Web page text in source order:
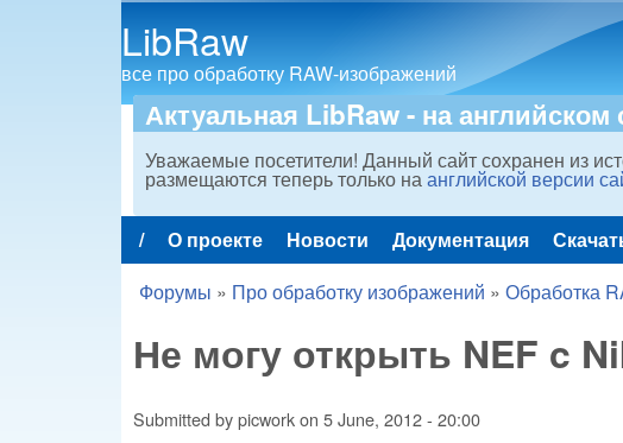
LibRaw
все про обработку RAW-изображений
Актуальная LibRaw - на английском
Уважаемые посетители! Данный сайт сохранен из
размещаются теперь только наанглийской версии
Main menu
/ О проекте Новости Документация
You are here
Форумы » Про обработку изображений » Обработка
Не могу открыть NEF c
Submitted bypicworkon 5 June, 2012 - 20:00